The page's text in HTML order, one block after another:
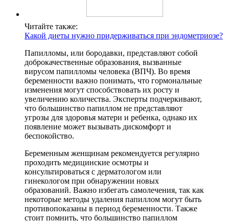
Читайте также:
Какой диеты нужно придерживаться при эндометриозе?
Папилломы, или бородавки, представляют собой
доброкачественные образования, вызванные
вирусом папилломы человека (ВПЧ). Во время
беременности важно понимать, что гормональные
изменения могут способствовать их росту и
увеличению количества. Эксперты подчеркивают,
что большинство папиллом не представляют
угрозы для здоровья матери и ребенка, однако их
появление может вызывать дискомфорт и
беспокойство.
Беременным женщинам рекомендуется регулярно
проходить медицинские осмотры и
консультироваться с дерматологом или
гинекологом при обнаружении новых
образований. Важно избегать самолечения, так как
некоторые методы удаления папиллом могут быть
противопоказаны в период беременности. Также
стоит помнить, что большинство папиллом